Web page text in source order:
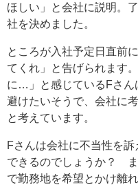
ほしい」と会社に説明。
社を決めました。
ところが入社予定日直前
てくれ」と告げられます
に…」と感じているFさん
避けたいそうで、会社に
と考えています。
Fさんは会社に不当性を
できるのでしょうか？
で勤務地を希望とかけ離